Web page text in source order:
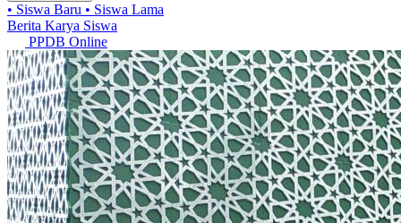
• Siswa Baru • Siswa Lama
Berita Karya Siswa
PPDB Online